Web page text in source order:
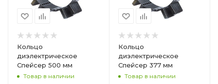
Кольцо
диэлектрическое
Спейсер 500 мм
Товар в наличии
Кольцо
диэлектрическое
Спейсер 377 мм
Товар в наличии